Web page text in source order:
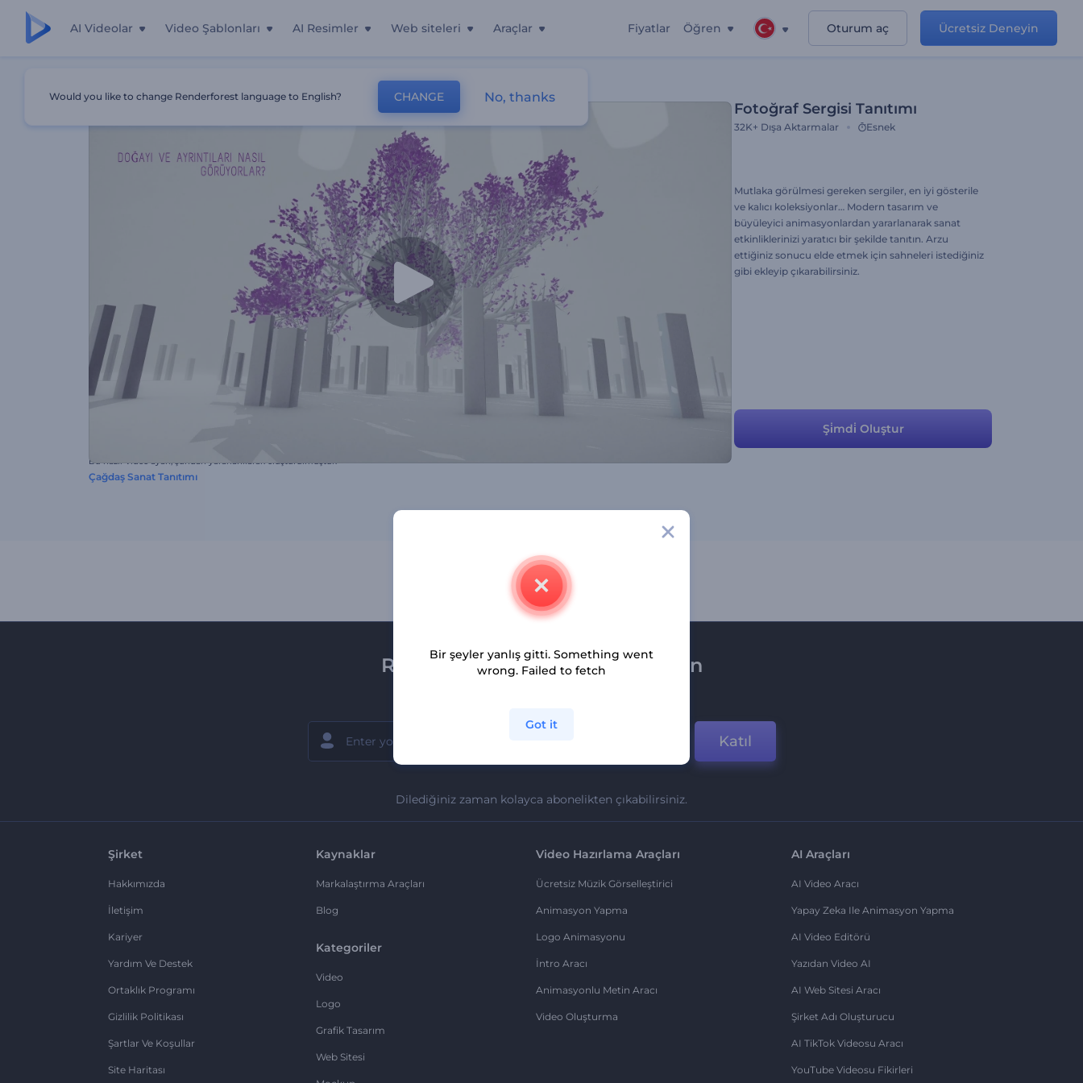
AI Videolar Video Şablonları AI Resimler Web siteleri Araçlar Fiyatlar Öğren Oturum aç Ücretsiz Deneyin
Fotoğraf Sergisi Tanıtımı
32K+ Dışa Aktarmalar Esnek
Mutlaka görülmesi gereken sergiler, en iyi gösterile
ve kalıcı koleksiyonlar… Modern tasarım ve
büyüleyici animasyonlardan yararlanarak sanat
etkinliklerinizi yaratıcı bir şekilde tanıtın. Arzu
ettiğiniz sonucu elde etmek için sahneleri istediğiniz
gibi ekleyip çıkarabilirsiniz.
Şi̇mdi̇ Oluştur
Bu hazır video ayarı, şundan yararlanılarak oluşturulmuştur:
Çağdaş Sanat Tanıtımı
Renderforest bültenine üye olun
Katıl
Dilediğiniz zaman kolayca abonelikten çıkabilirsiniz.
Şirket
Hakkımızda
İletişim
Kariyer
Yardım Ve Destek
Ortaklık Programı
Gizlilik Politikası
Şartlar Ve Koşullar
Site Haritası
Kaynaklar
Markalaştırma Araçları
Blog
Kategoriler
Video
Logo
Grafik Tasarım
Web Sitesi
Video Hazırlama Araçları
Ücretsiz Müzik Görselleştirici
Animasyon Yapma
Logo Animasyonu
İntro Aracı
Animasyonlu Metin Aracı
Video Oluşturma
AI Araçları
AI Video Aracı
Yapay Zeka Ile Animasyon Yapma
AI Video Editörü
Yazıdan Video AI
AI Web Sitesi Aracı
Şirket Adı Oluşturucu
AI TikTok Videosu Aracı
YouTube Videosu Fikirleri
Would you like to change Renderforest language to English? CHANGE No, thanks
Bir şeyler yanlış gitti. Something went
wrong. Failed to fetch
Got it